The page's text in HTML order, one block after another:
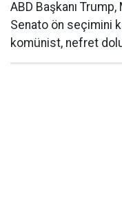
ABD Başkanı
Senato ön seçimini
komünist, nefret